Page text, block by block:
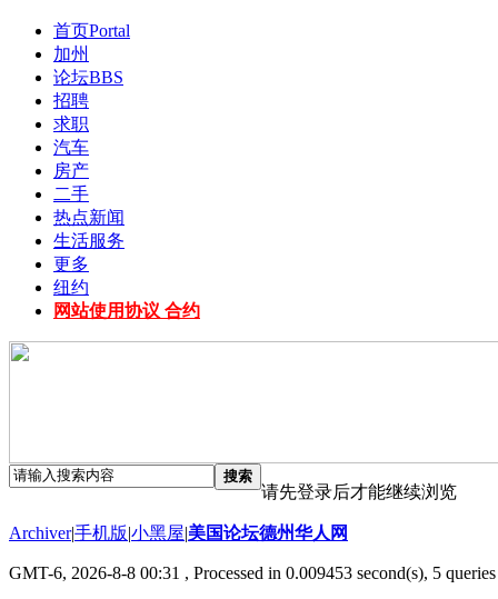
首页Portal
加州
论坛BBS
招聘
求职
汽车
房产
二手
热点新闻
生活服务
更多
纽约
网站使用协议 合约
搜索
请先登录后才能继续浏览
Archiver|手机版|小黑屋|美国论坛德州华人网
GMT-6, 2026-8-8 00:31 , Processed in 0.009453 second(s), 5